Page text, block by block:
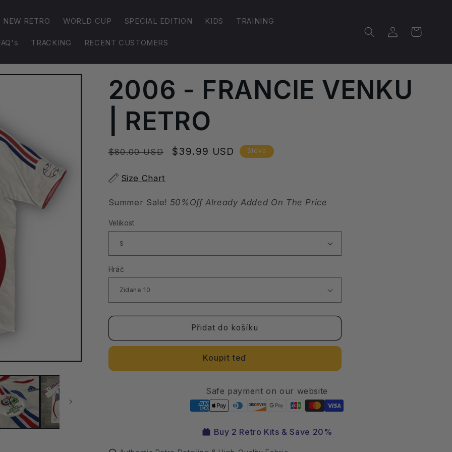
NEW RETRO WORLD CUP SPECIAL EDITION KIDS TRAINING
TRACKING RECENT CUSTOMERS
Přihlásit
Košík
2006 - FRANCIE VENKU
| RETRO
Běžná
$80.00 USD
Výprodejová
$39.99 USD Sleva
Size Chart
Summer Sale! 50%Off Already Added On The Price
Velikost
Hráč
Přidat do košíku
Koupit teď
Safe payment on our website
Buy 2 Retro Kits & Save 20%